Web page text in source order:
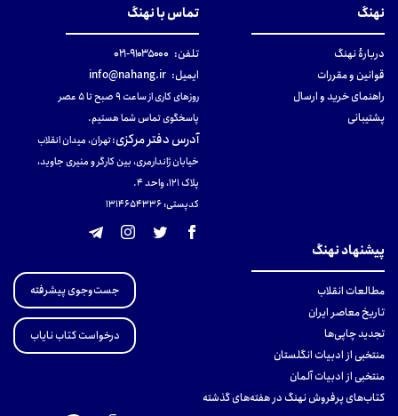
نهنگ
دربارهٔ نهنگ
قوانین و مقررات
راهنمای خرید و ارسال
پشتیبانی
تماس با نهنگ
تلفن: ۹۱۰۳۵۰۰۰-۰۲۱
ایمیل: info@nahang.ir
روزهای کاری از ساعت ۹ صبح تا ۵ عصر
پاسخگوی تماس شما هستیم.
آدرس دفتر مرکزی:تهران، میدان انقلاب
خیابان ژاندارمری، بین کارگر و منیری جاوید،
پلاک 121، واحد ۴.
کدپستی: 131465433۶
پیشنهاد نهنگ
مطالعات انقلاب
تاریخ معاصر ایران
تجدید چاپی‌ها
منتخبی از ادبیات انگلستان
منتخبی از ادبیات آلمان
کتاب‌های پرفروش نهنگ در هفته‌های گذشته
جست‌وجوی پیشرفته
درخواست کتاب نایاب